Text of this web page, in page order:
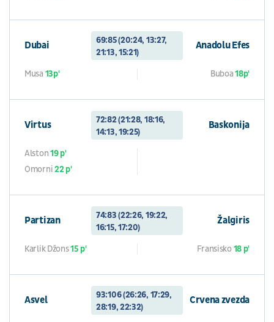
Dubai
69:85 (20:24, 13:27,
21:13, 15:21)
Anadolu Efes
Musa 13p' Buboa18p'
Virtus
72:82 (21:28, 18:16,
14:13, 19:25)
Baskonija
Alston19 p'
Omorni22 p'
Partizan
74:83 (22:26, 19:22,
16:15, 17:20)
Žalgiris
Karlik Džons15 p' Fransisko18 p'
Asvel
93:106 (26:26, 17:29,
28:19, 22:32)
Crvena zvezda